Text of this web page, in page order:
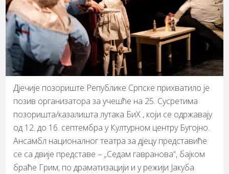
Дјечије позориште Републике Српске прихватило је
позив организатора за учешће на 25. Сусретима
позоришта/казалишта лутака БиХ , који се одржавају
од 12. до 16. септембра у Културном центру Бугојно.
Ансамбл националног театра за дјецу представиће
се са двије представе – „Седам гавранова“, бајком
браће Грим, по драматизацији и у режији Јакуба